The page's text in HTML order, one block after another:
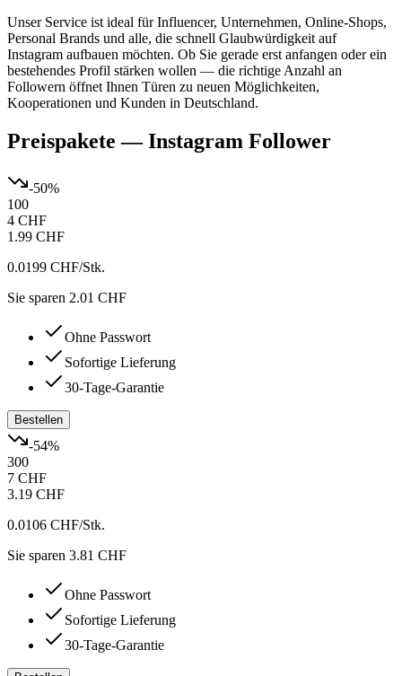
Unser Service ist ideal für Influencer, Unternehmen, Online-Shops,
Personal Brands und alle, die schnell Glaubwürdigkeit auf
Instagram aufbauen möchten. Ob Sie gerade erst anfangen oder ein
bestehendes Profil stärken wollen — die richtige Anzahl an
Followern öffnet Ihnen Türen zu neuen Möglichkeiten,
Kooperationen und Kunden in Deutschland.
Preispakete —Instagram Follower
-50%
100
4 CHF
1.99 CHF
0.0199 CHF/Stk.
Sie sparen 2.01 CHF
Ohne Passwort
Sofortige Lieferung
30-Tage-Garantie
Bestellen
-54%
300
7 CHF
3.19 CHF
0.0106 CHF/Stk.
Sie sparen 3.81 CHF
Ohne Passwort
Sofortige Lieferung
30-Tage-Garantie